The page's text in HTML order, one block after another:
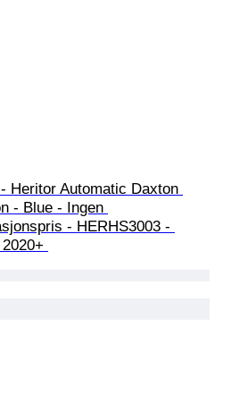
Heritor Automatic Daxton
- Blue - Ingen
- HERHS3003 -